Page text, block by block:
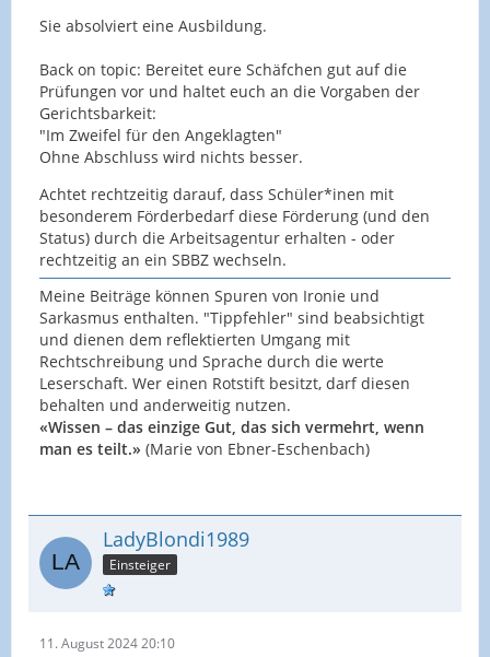
Sie absolviert eine Ausbildung.
Back on topic: Bereitet eure Schäfchen gut auf die
Prüfungen vor und haltet euch an die Vorgaben der
Gerichtsbarkeit:
"Im Zweifel für den Angeklagten"
Ohne Abschluss wird nichts besser.
Achtet rechtzeitig darauf, dass Schüler*inen mit
besonderem Förderbedarf diese Förderung (und den
Status) durch die Arbeitsagentur erhalten - oder
rechtzeitig an ein SBBZ wechseln.
Meine Beiträge können Spuren von Ironie und
Sarkasmus enthalten. "Tippfehler" sind beabsichtigt
und dienen dem reflektierten Umgang mit
Rechtschreibung und Sprache durch die werte
Leserschaft. Wer einen Rotstift besitzt, darf diesen
behalten und anderweitig nutzen.
«Wissen – das einzige Gut, das sich vermehrt, wenn
man es teilt.» (Marie von Ebner-Eschenbach)
LadyBlondi1989
Einsteiger
11. August 2024 20:10